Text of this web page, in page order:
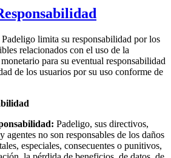
limita su responsabilidad por los
relacionados con el uso de la
para su eventual responsabilidad
de los usuarios por su uso conforme de
Padeligo, sus directivos,
agentes no son responsables de los daños
especiales, consecuentes o punitivos,